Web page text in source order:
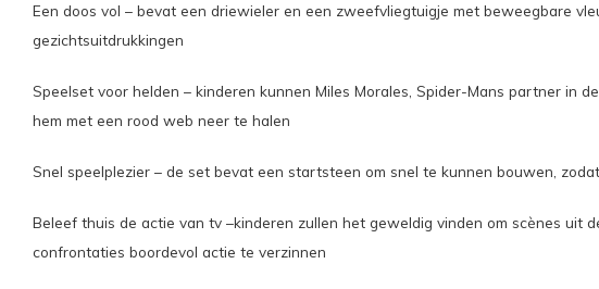
Een doos vol – bevat een driewieler en een zweefvliegtuigje met beweegbare
gezichtsuitdrukkingen
Speelset voor helden – kinderen kunnen Miles Morales, Spider-Mans partner in
hem met een rood web neer te halen
Snel speelplezier – de set bevat een startsteen om snel te kunnen bouwen,
Beleef thuis de actie van tv –kinderen zullen het geweldig vinden om scènes uit
confrontaties boordevol actie te verzinnen